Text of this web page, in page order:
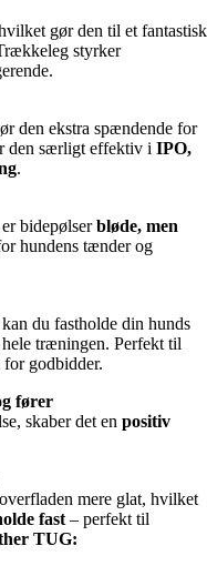
gør den til et fantastisk
styrker
den ekstra spændende for
den særligt effektiv iIPO,
.
bidepølserbløde, men
hundens tænder og
du fastholde din hunds
hele træningen. Perfekt til
godbidder.
fører
skaber det enpositiv
mere glat, hvilket
fast – perfekt til
TUG: